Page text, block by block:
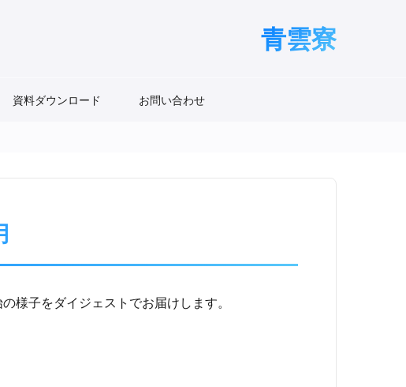
青雲寮
資料ダウンロード お問い合わせ
様子をダイジェストでお届けします。